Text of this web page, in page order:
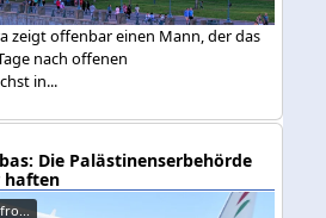
zeigt offenbar einen Mann, der das
nach offenen
in...
Die Palästinenserbehörde
haften